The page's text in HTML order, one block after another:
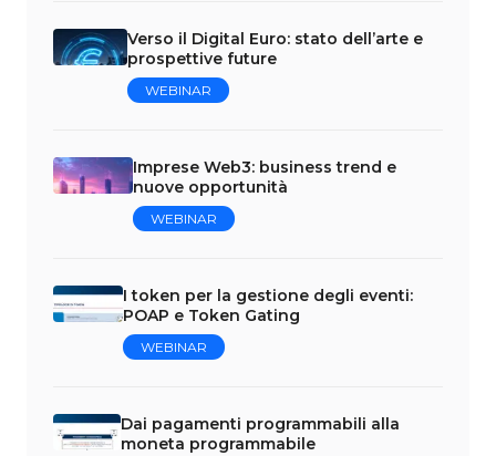
Verso il Digital Euro: stato dell’arte e
prospettive future
WEBINAR
Imprese Web3: business trend e
nuove opportunità
WEBINAR
I token per la gestione degli eventi:
POAP e Token Gating
WEBINAR
Dai pagamenti programmabili alla
moneta programmabile